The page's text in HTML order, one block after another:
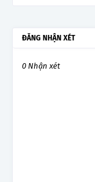
ĐĂNG NHẬN XÉT
0 Nhận xét